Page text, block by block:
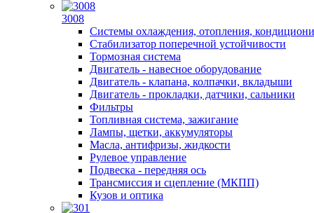
3008
Системы охлаждения, отопления,
Стабилизатор поперечной устойчивости
Тормозная система
Двигатель - навесное оборудование
Двигатель - клапана, колпачки, вкладыши
Двигатель - прокладки, датчики, сальники
Фильтры
Топливная система, зажигание
Лампы, щетки, аккумуляторы
Масла, антифризы, жидкости
Рулевое управление
Подвеска - передняя ось
Трансмиссия и сцепление (МКПП)
Кузов и оптика